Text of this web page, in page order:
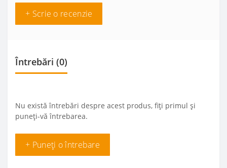
+ Scrie o recenzie
Întrebări (0)
Nu există întrebări despre acest produs, fiți primul și
puneți-vă întrebarea.
+ Puneți o întrebare